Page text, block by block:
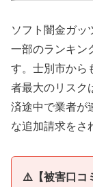
ソフト闇金ガッ
一部のランキン
す。士別市から
者最大のリスク
済途中で業者が
な追加請求をさ
⚠️【被害口コ